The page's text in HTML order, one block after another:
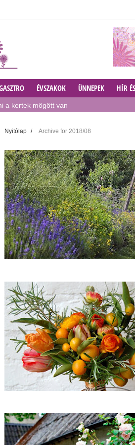
ÉVSZAKOK ÜNNEPEK HÍR
a kertek mögött van
tipp a buja növényekért
kertbe
tapasztalat és vesetisztító tea recept
esti vadles
5 egyszerű tipp
öntözés nélkül? – Egy kísérlet
Nyitólap / Archive for 2018/08